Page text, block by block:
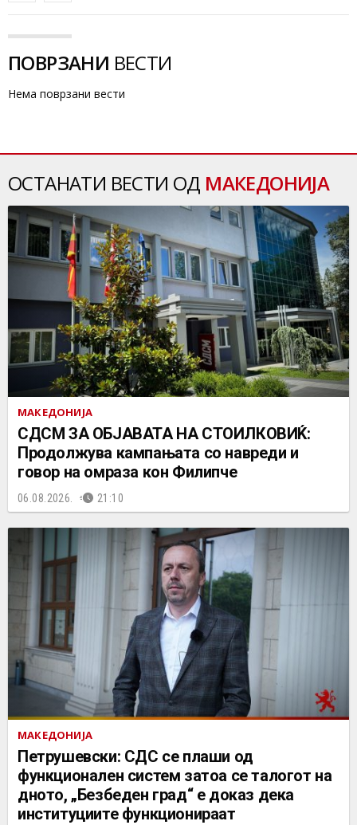
ПОВРЗАНИ ВЕСТИ
Нема поврзани вести
ОСТАНАТИ ВЕСТИ ОД МАКЕДОНИЈА
МАКЕДОНИЈА
СДСМ ЗА ОБЈАВАТА НА СТОИЛКОВИЌ:
Продолжува кампањата со навреди и
говор на омраза кон Филипче
06.08.2026. 21:10
МАКЕДОНИЈА
Петрушевски: СДС се плаши од
функционален систем затоа се талогот на
дното, „Безбеден град“ е доказ дека
институциите функционираат